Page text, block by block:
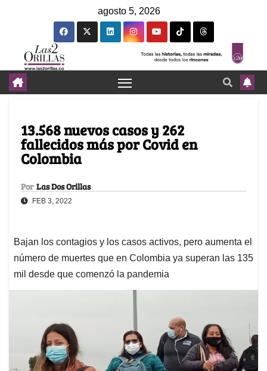
agosto 5, 2026
13.568 nuevos casos y 262
fallecidos más por Covid en
Colombia
Por Las Dos Orillas
FEB 3, 2022
Bajan los contagios y los casos activos, pero aumenta el
número de muertes que en Colombia ya superan las 135
mil desde que comenzó la pandemia